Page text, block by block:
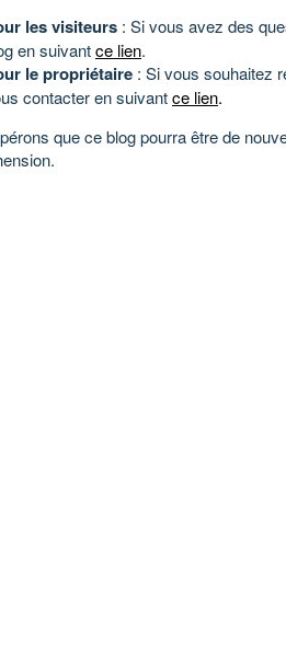
les visiteurs : Si vous avez des
en suivantce lien.
le propriétaire : Si vous souhaitez
contacter en suivantce lien.
que ce blog pourra être de